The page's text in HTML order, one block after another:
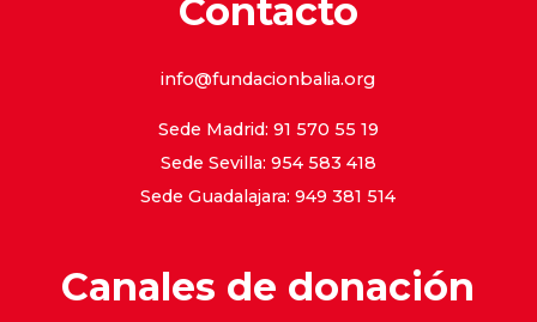
Contacto
info@fundacionbalia.org
Sede Madrid: 91 570 55 19
Sede Sevilla: 954 583 418
Sede Guadalajara: 949 381 514
Canales de donación